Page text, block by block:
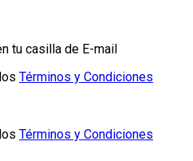
tu casilla de E-mail
Términos y Condiciones
Términos y Condiciones